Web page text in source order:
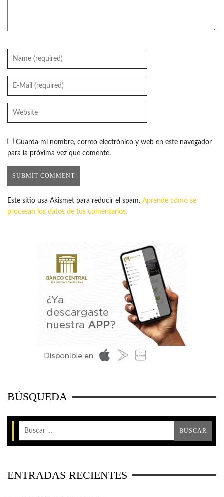
Guarda mi nombre, correo electrónico y web en este navegador
para la próxima vez que comente.
Este sitio usa Akismet para reducir el spam. Aprende cómo se
procesan los datos de tus comentarios.
BÚSQUEDA
ENTRADAS RECIENTES